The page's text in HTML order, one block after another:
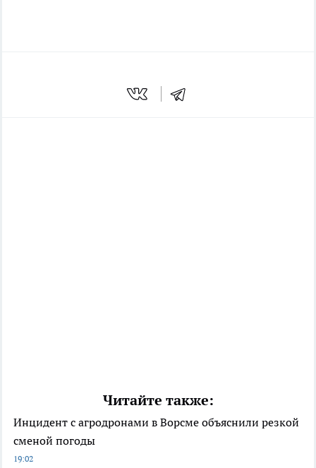
Читайте также:
Инцидент с агродронами в Ворсме объяснили резкой
сменой погоды
19:02